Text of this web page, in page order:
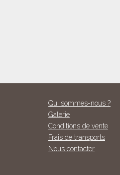
Qui sommes-nous ?
Galerie
Conditions de vente
Frais de transports
Nous contacter